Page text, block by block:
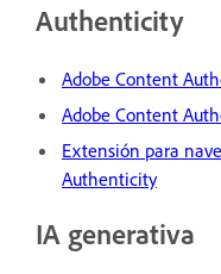
Authenticity
Adobe Content
Adobe Content
Extensión para
Authenticity
IA generativa